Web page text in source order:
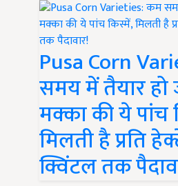
Pusa Corn
समय में तैयार हो
मक्का की ये पांच
मिलती है प्रति
क्विंटल तक